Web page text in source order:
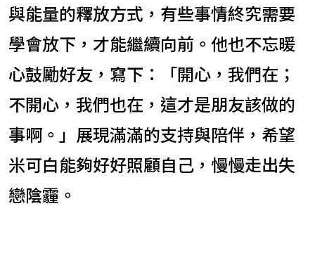
與能量的釋放方式，有些事情終究需要
學會放下，才能繼續向前。他也不忘暖
心鼓勵好友，寫下：「開心，我們在；
不開心，我們也在，這才是朋友該做的
事啊。」展現滿滿的支持與陪伴，希望
米可白能夠好好照顧自己，慢慢走出失
戀陰霾。